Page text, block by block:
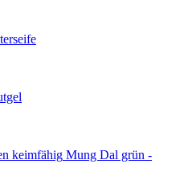
Mung Dal grün -